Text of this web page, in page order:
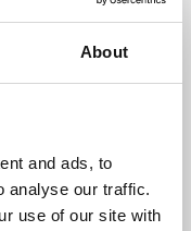
About
and ads, to
analyse our traffic.
use of our site with